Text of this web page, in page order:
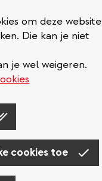
om deze website
Die kan je niet
je wel weigeren.
cookies toe